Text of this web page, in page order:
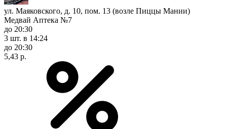
ул. Маяковского, д. 10, пом. 13 (возле Пиццы Мании)
Медвай Аптека №7
до 20:30
3 шт. в 14:24
до 20:30
5,43 р.